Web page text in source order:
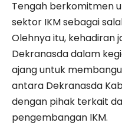
Tengah berkomitmen
sektor IKM sebagai
Olehnya itu, kehadiran
Dekranasda dalam
ajang untuk
antara Dekranasda
dengan pihak terkait
pengembangan IKM.